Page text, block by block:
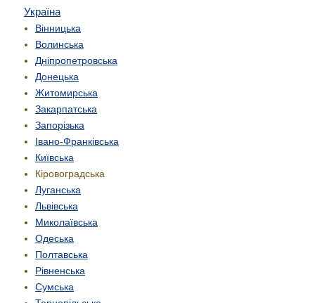
Україна
Вінницька
Волинська
Дніпропетровська
Донецька
Житомирська
Закарпатська
Запорізька
Івано-Франківська
Київська
Кіровоградська
Луганська
Львівська
Миколаївська
Одеська
Полтавська
Рівненська
Сумська